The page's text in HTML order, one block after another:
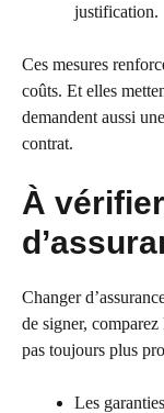
justification.
Ces mesures
coûts. Et elles
demandent aussi
contrat.
À
Changer
de signer,
pas toujours plus
Les